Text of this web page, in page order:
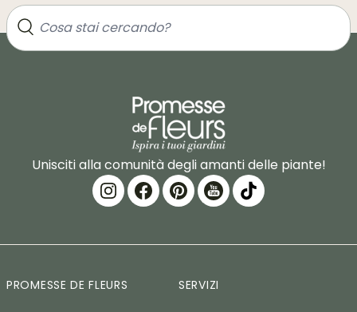
Unisciti alla comunità degli amanti delle piante!
PROMESSE DE FLEURS SERVIZI